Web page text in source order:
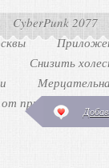
CyberPunk 2077
Снизить
от прыщей